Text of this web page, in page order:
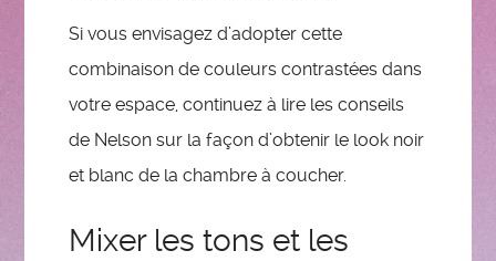
Si vous envisagez d’adopter cette
combinaison de couleurs contrastées dans
votre espace, continuez à lire les conseils
de Nelson sur la façon d’obtenir le look noir
et blanc de la chambre à coucher.
Mixer les tons et les